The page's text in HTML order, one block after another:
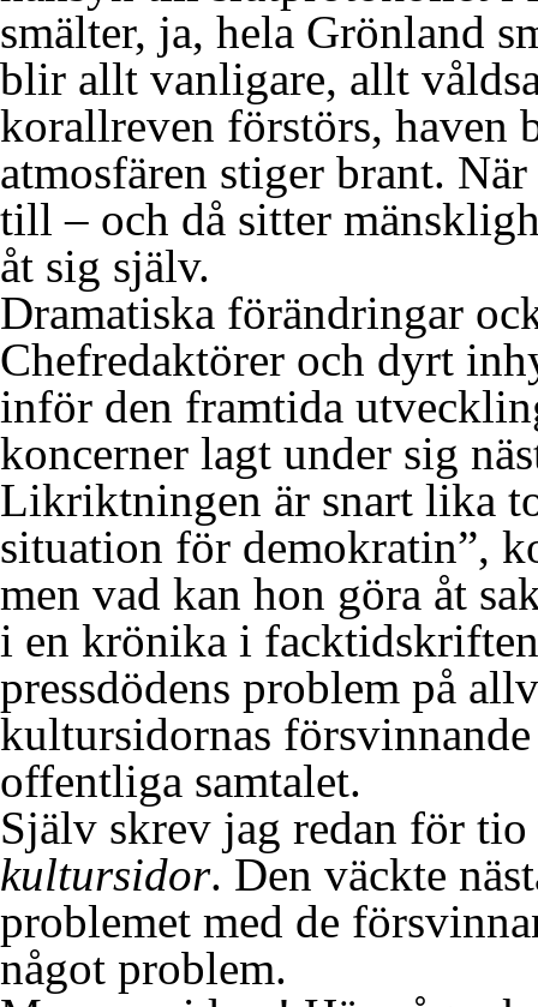
smälter, ja, hela Grönland
blir allt vanligare, allt
korallreven förstörs,
atmosfären stiger brant.
till – och då sitter
åt sig själv.
Dramatiska förändringar
Chefredaktörer och dyrt
inför den framtida
koncerner lagt under sig
Likriktningen är snart lika
situation för demokratin”,
men vad kan hon göra åt
i en krönika i
pressdödens problem på
kultursidornas
offentliga samtalet.
Själv skrev jag redan för
kultursidor. Den väckte
problemet med de
något problem.